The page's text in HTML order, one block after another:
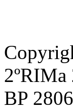
2ºRIMa
BP